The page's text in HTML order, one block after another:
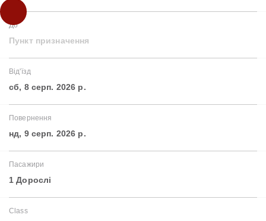
До
Пункт призначення
Від'їзд
сб, 8 серп. 2026 р.
Повернення
нд, 9 серп. 2026 р.
Пасажири
1 Дорослі
Class